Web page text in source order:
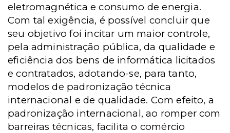
eletromagnética e consumo de energia.
Com tal exigência, é possível concluir que
seu objetivo foi incitar um maior controle,
pela administração pública, da qualidade e
eficiência dos bens de informática licitados
e contratados, adotando-se, para tanto,
modelos de padronização técnica
internacional e de qualidade. Com efeito, a
padronização internacional, ao romper com
barreiras técnicas, facilita o comércio